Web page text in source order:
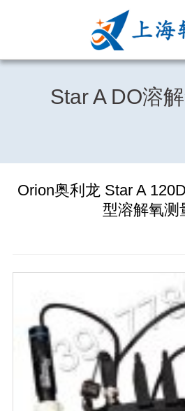
Star A DO溶
Orion奥利龙 Star A
型溶解氧测